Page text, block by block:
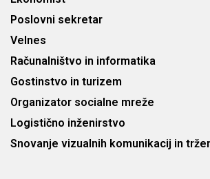
Poslovni sekretar
Velnes
Računalništvo in informatika
Gostinstvo in turizem
Organizator socialne mreže
Logistično inženirstvo
Snovanje vizualnih komunikacij in